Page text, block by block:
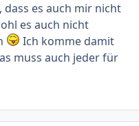
dass es auch mir nicht
es auch nicht
Ich komme damit
muss auch jeder für